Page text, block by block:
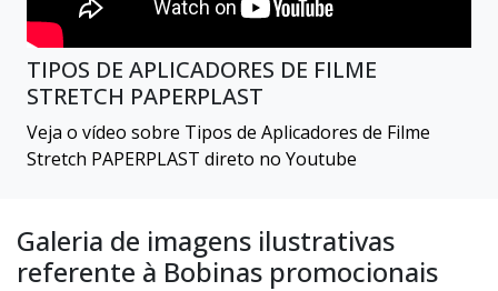
TIPOS DE APLICADORES DE FILME
STRETCH PAPERPLAST
Veja o vídeo sobre Tipos de Aplicadores de Filme
Stretch PAPERPLAST direto no Youtube
Galeria de imagens ilustrativas
referente à Bobinas promocionais